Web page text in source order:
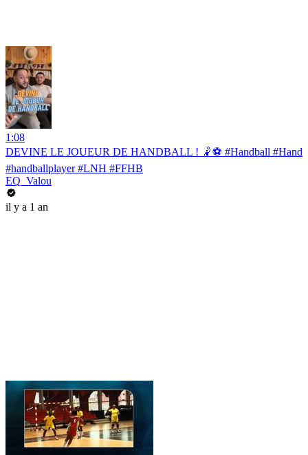
1:08
DEVINE LE JOUEUR DE HANDBALL ! 🤾⚽️ #Handball #Hand
#handballplayer #LNH #FFHB
EQ_Valou
il y a 1 an